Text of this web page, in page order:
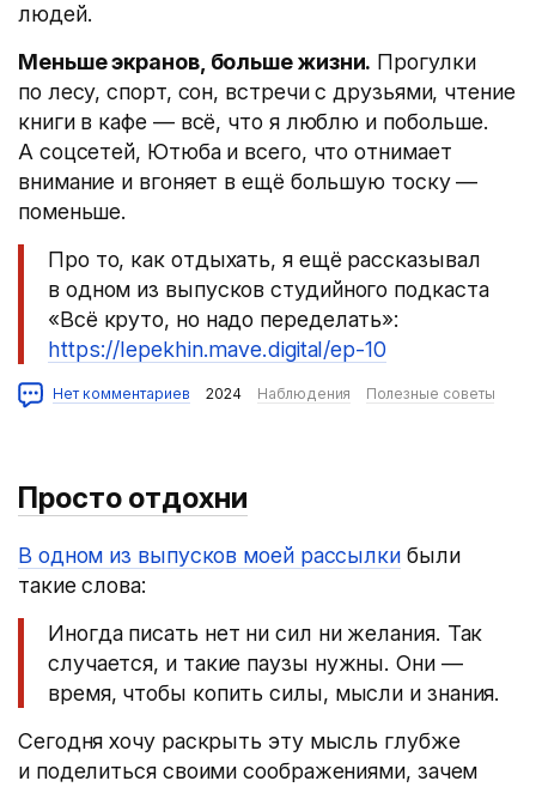
людей.
Меньше экранов, больше жизни. Прогулки
по лесу, спорт, сон, встречи с друзьями, чтение
книги в кафе — всё, что я люблю и побольше.
А соцсетей, Ютюба и всего, что отнимает
внимание и вгоняет в ещё большую тоску —
поменьше.
Про то, как отдыхать, я ещё рассказывал
в одном из выпусков студийного подкаста
«Всё круто, но надо переделать»:
https://lepekhin.mave.digital/ep-10
Нет комментариев 2024 Наблюдения Полезные советы
Просто отдохни
В одном из выпусков моей рассылки были
такие слова:
Иногда писать нет ни сил ни желания. Так
случается, и такие паузы нужны. Они —
время, чтобы копить силы, мысли и знания.
Сегодня хочу раскрыть эту мысль глубже
и поделиться своими соображениями, зачем